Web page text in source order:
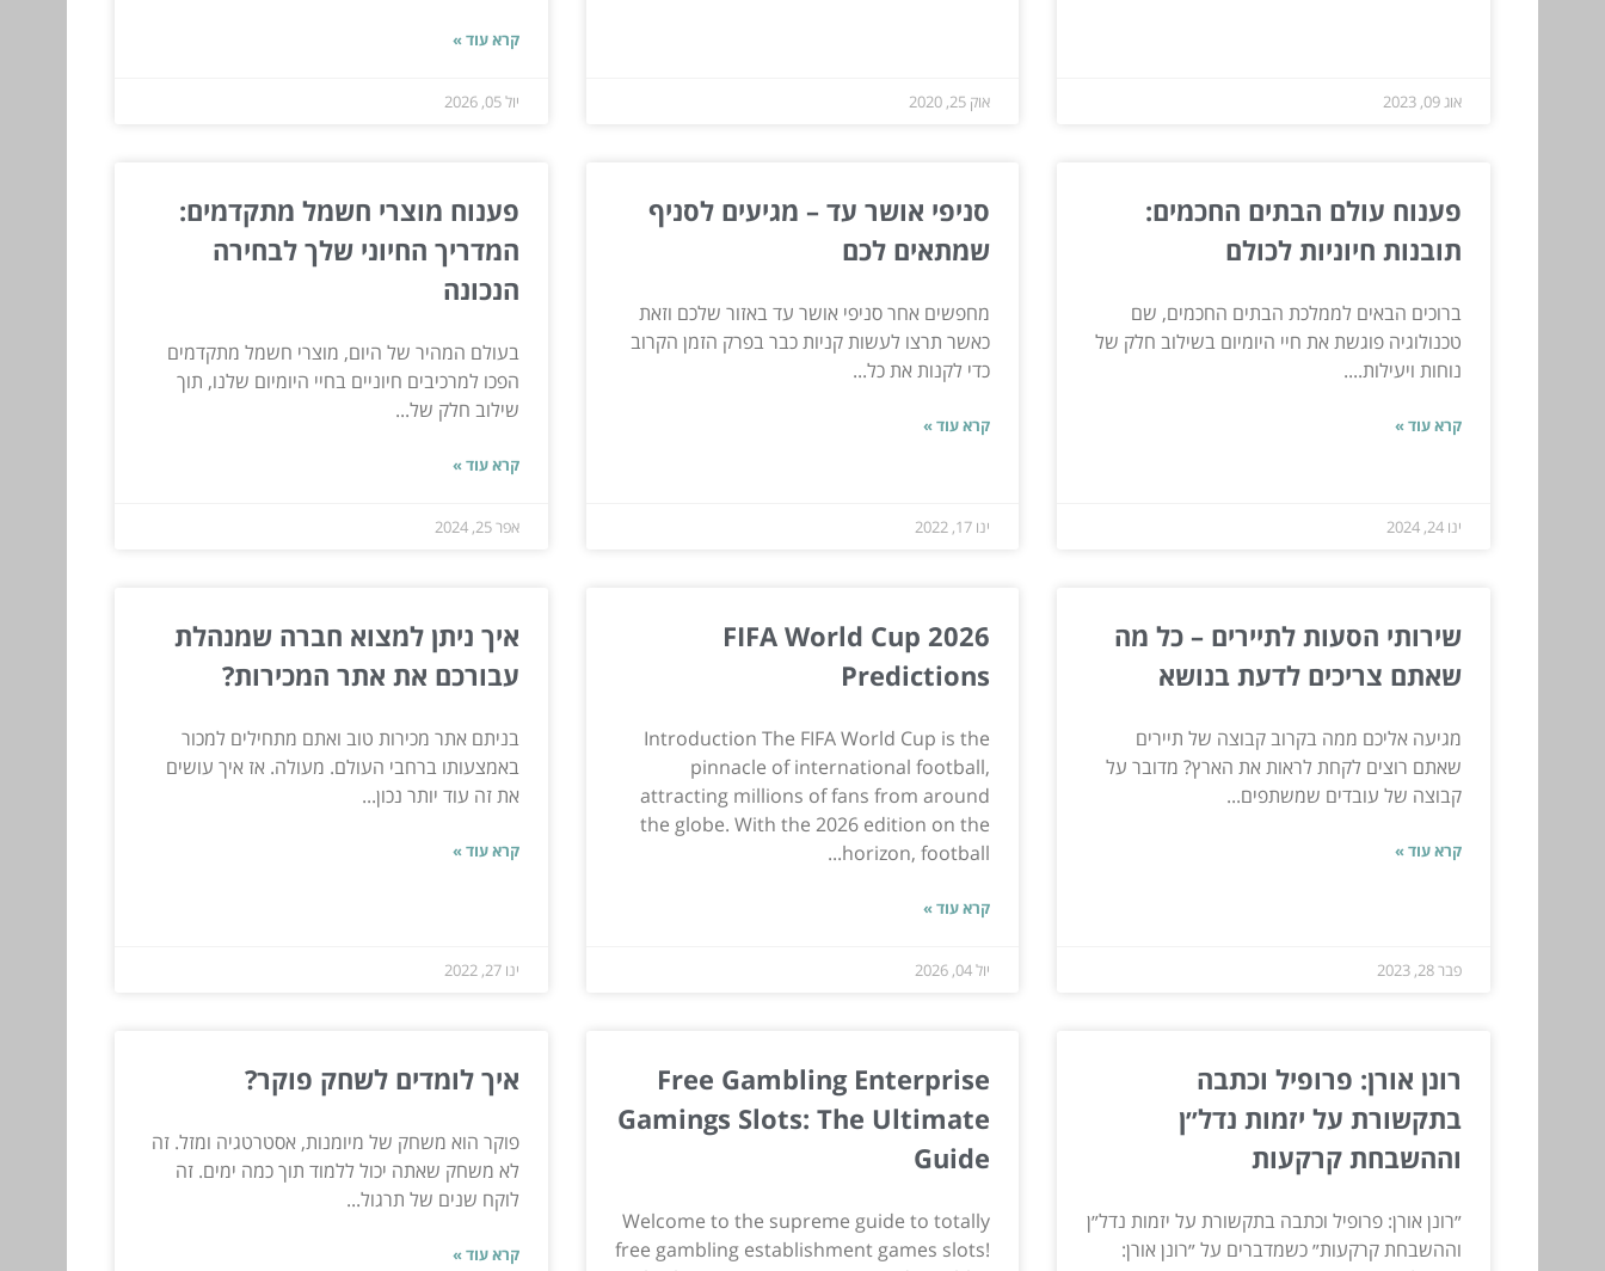
אוג 09, 2023 אוק 25, 2020
קרא עוד »
יול 05, 2026
פענוח עולם הבתים החכמים:
תובנות חיוניות לכולם
ברוכים הבאים לממלכת הבתים החכמים, שם
טכנולוגיה פוגשת את חיי היומיום בשילוב חלק של
נוחות ויעילות....
קרא עוד »
ינו 24, 2024
סניפי אושר עד – מגיעים לסניף
שמתאים לכם
מחפשים אחר סניפי אושר עד באזור שלכם וזאת
כאשר תרצו לעשות קניות כבר בפרק הזמן הקרוב
כדי לקנות את כל...
קרא עוד »
ינו 17, 2022
פענוח מוצרי חשמל מתקדמים:
המדריך החיוני שלך לבחירה
הנכונה
בעולם המהיר של היום, מוצרי חשמל מתקדמים
הפכו למרכיבים חיוניים בחיי היומיום שלנו, תוך
שילוב חלק של...
קרא עוד »
אפר 25, 2024
שירותי הסעות לתיירים – כל מה
שאתם צריכים לדעת בנושא
מגיעה אליכם ממה בקרוב קבוצה של תיירים
שאתם רוצים לקחת לראות את הארץ? מדובר על
קבוצה של עובדים שמשתפים...
קרא עוד »
פבר 28, 2023
FIFA World Cup 2026
Predictions
Introduction The FIFA World Cup is the
pinnacle of international football,
attracting millions of fans from around
the globe. With the 2026 edition on the
horizon, football...
קרא עוד »
יול 04, 2026
איך ניתן למצוא חברה שמנהלת
עבורכם את אתר המכירות?
בניתם אתר מכירות טוב ואתם מתחילים למכור
באמצעותו ברחבי העולם. מעולה. אז איך עושים
את זה עוד יותר נכון...
קרא עוד »
ינו 27, 2022
רונן אורן: פרופיל וכתבה
בתקשורת על יזמות נדל״ן
וההשבחת קרקעות
״רונן אורן: פרופיל וכתבה בתקשורת על יזמות נדל״ן
וההשבחת קרקעות״ כשמדברים על ״רונן אורן:
Free Gambling Enterprise
Gamings Slots: The Ultimate
Guide
Welcome to the supreme guide to totally
free gambling establishment games slots!
איך לומדים לשחק פוקר?
פוקר הוא משחק של מיומנות, אסטרטגיה ומזל. זה
לא משחק שאתה יכול ללמוד תוך כמה ימים. זה
לוקח שנים של תרגול...
קרא עוד »